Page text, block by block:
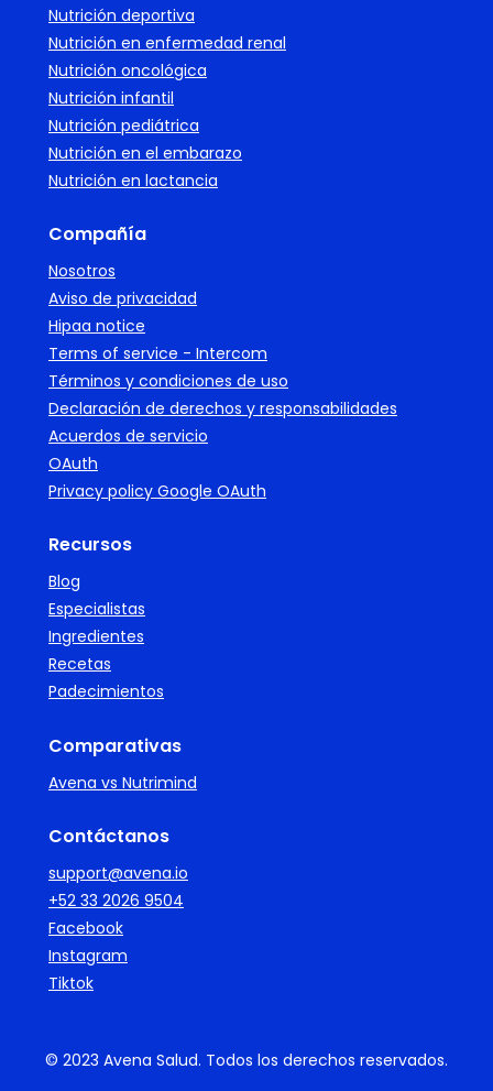
Nutrición deportiva
Nutrición en enfermedad renal
Nutrición oncológica
Nutrición infantil
Nutrición pediátrica
Nutrición en el embarazo
Nutrición en lactancia
Compañía
Nosotros
Aviso de privacidad
Hipaa notice
Terms of service - Intercom
Términos y condiciones de uso
Declaración de derechos y responsabilidades
Acuerdos de servicio
OAuth
Privacy policy Google OAuth
Recursos
Blog
Especialistas
Ingredientes
Recetas
Padecimientos
Comparativas
Avena vs Nutrimind
Contáctanos
support@avena.io
+52 33 2026 9504
Facebook
Instagram
Tiktok
© 2023 Avena Salud. Todos los derechos reservados.